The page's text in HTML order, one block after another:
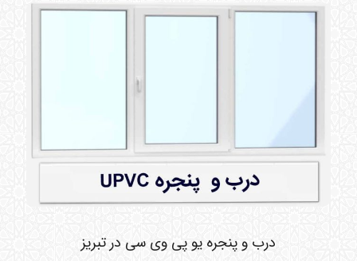
درب و پنجره یو پی وی سی در تبریز